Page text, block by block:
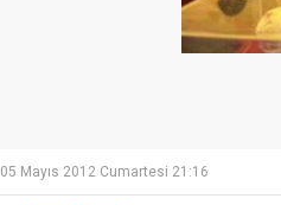
05 Mayıs 2012 Cumartesi 21:16